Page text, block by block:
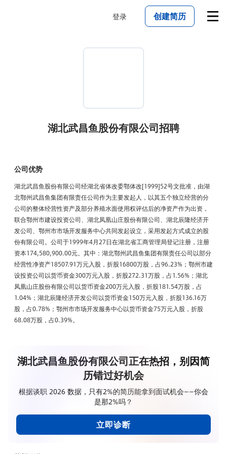
登录 创建简历
湖北武昌鱼股份有限公司招聘
公司优势
湖北武昌鱼股份有限公司经湖北省体改委鄂体改[1999]52号文批准，由湖
北鄂州武昌鱼集团有限责任公司作为主要发起人，以其五个独立经营的分
公司的整体经营性资产及部分养殖水面使用权评估后的净资产作为出资，
联合鄂州市建设投资公司、湖北凤凰山庄股份有限公司、湖北辰隆经济开
发公司、鄂州市市场开发服务中心共同发起设立，采用发起方式成立的股
份有限公司。公司于1999年4月27日在湖北省工商管理局登记注册，注册
资本174,580,900.00元。其中：湖北鄂州武昌鱼集团有限责任公司以部分
经营性净资产18507.91万元入股，折股16800万股，占96.23%；鄂州市建
设投资公司以货币资金300万元入股，折股272.31万股，占1.56%；湖北
凤凰山庄股份有限公司以货币资金200万元入股，折股181.54万股，占
1.04%；湖北辰隆经济开发公司以货币资金150万元入股，折股136.16万
股，占0.78%；鄂州市市场开发服务中心以货币资金75万元入股，折股
68.08万股，占0.39%。
湖北武昌鱼股份有限公司正在热招，别因简
历错过好机会
根据谈职 2026 数据，只有2%的简历能拿到面试机会——你会
是那2%吗？
立即诊断